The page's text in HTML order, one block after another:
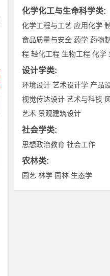
化学化工与生命科学类:
化学工程与工艺 应用化学
食品质量与安全 药学 药物
程 轻化工程 生物工程 化学
设计学类:
环境设计 艺术设计学 产品
视觉传达设计 艺术与科技
艺术 景观建筑设计
社会学类:
思想政治教育 社会工作
农林类:
园艺 林学 园林 生态学